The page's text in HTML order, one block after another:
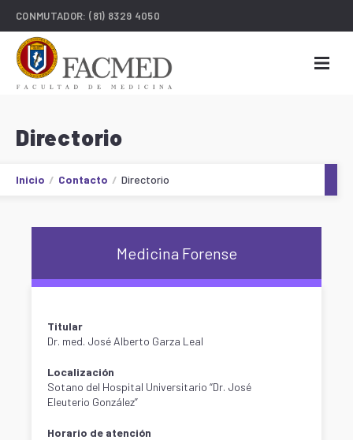
CONMUTADOR:(81) 8329 4050
Directorio
Inicio Contacto Directorio
Medicina Forense
Titular
Dr. med. José Alberto Garza Leal
Localización
Sotano del Hospital Universitario “Dr. José
Eleuterio González”
Horario de atención